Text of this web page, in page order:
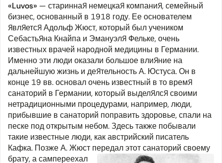
«Luvos» — старинная немецкая компания, семейный
бизнес, основанный в 1918 году. Ее основателем
является Адольф Жюст, который был учеником
Себастьяна Кнайпа и Эмануэля Фельке, очень
известных врачей народной медицины в Германии.
Именно эти люди оказали большое влияние на
дальнейшую жизнь и деятельность А. Юстуса. Он в
конце 19 вв. основал очень известный в то время
санаторий в Германии, который выделялся своими
нетрадиционными процедурами, например, люди,
прибывшие в санаторий поправить здоровье, спали на
песке под открытым небом. Здесь также побывали
такие известные люди, как австрийский писатель
Кафка. Позже А. Жюст передал этот санаторий своему
брату, а сампереехал